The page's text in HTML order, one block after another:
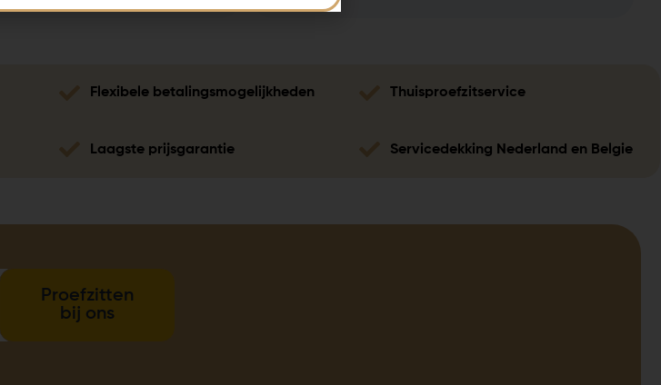
Flexibele betalingsmogelijkheden Thuisproefzitservice
Laagste prijsgarantie Servicedekking Nederland en Belgie
Proefzitten
bij ons